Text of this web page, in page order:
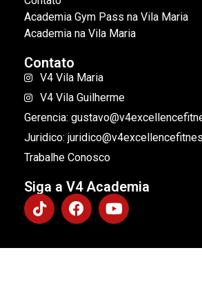
Academia Gym Pass na Vila Maria
Academia na Vila Maria
Contato
V4 Vila Maria
V4 Vila Guilherme
Gerencia:
Juridico:
Trabalhe Conosco
Siga a V4 Academia